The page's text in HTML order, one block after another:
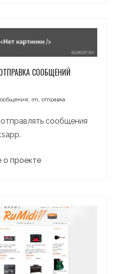
ОТПРАВКА СООБЩЕНИЙ
, im, отправка
сообщения
о проекте